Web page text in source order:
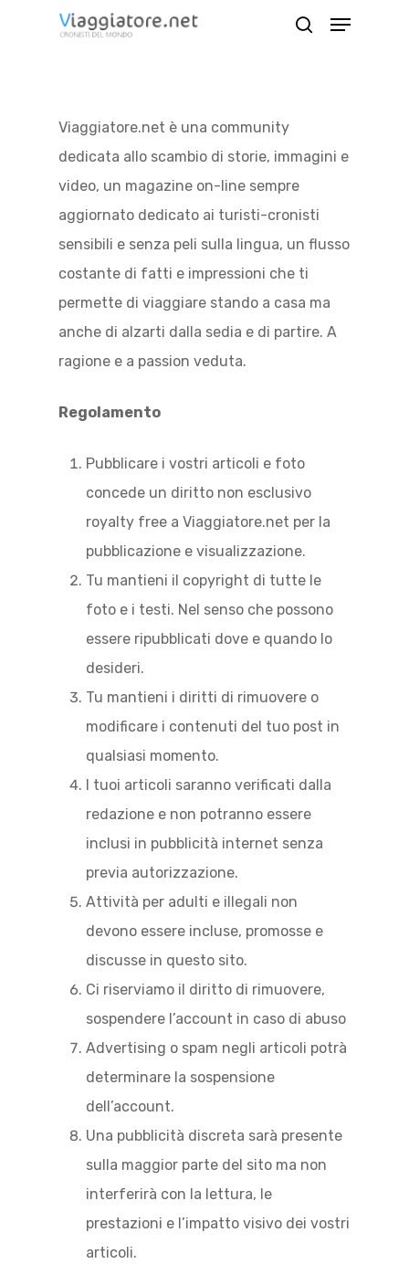
Menu
Viaggiatore.net è una community
dedicata allo scambio di storie, immagini e
video, un magazine on-line sempre
aggiornato dedicato ai turisti-cronisti
sensibili e senza peli sulla lingua, un flusso
costante di fatti e impressioni che ti
permette di viaggiare stando a casa ma
anche di alzarti dalla sedia e di partire. A
ragione e a passion veduta.
Regolamento
Pubblicare i vostri articoli e foto
concede un diritto non esclusivo
royalty free a Viaggiatore.net per la
pubblicazione e visualizzazione.
Tu mantieni il copyright di tutte le
foto e i testi. Nel senso che possono
essere ripubblicati dove e quando lo
desideri.
Tu mantieni i diritti di rimuovere o
modificare i contenuti del tuo post in
qualsiasi momento.
I tuoi articoli saranno verificati dalla
redazione e non potranno essere
inclusi in pubblicità internet senza
previa autorizzazione.
Attività per adulti e illegali non
devono essere incluse, promosse e
discusse in questo sito.
Ci riserviamo il diritto di rimuovere,
sospendere l’account in caso di abuso
Advertising o spam negli articoli potrà
determinare la sospensione
dell’account.
Una pubblicità discreta sarà presente
sulla maggior parte del sito ma non
interferirà con la lettura, le
prestazioni e l’impatto visivo dei vostri
articoli.